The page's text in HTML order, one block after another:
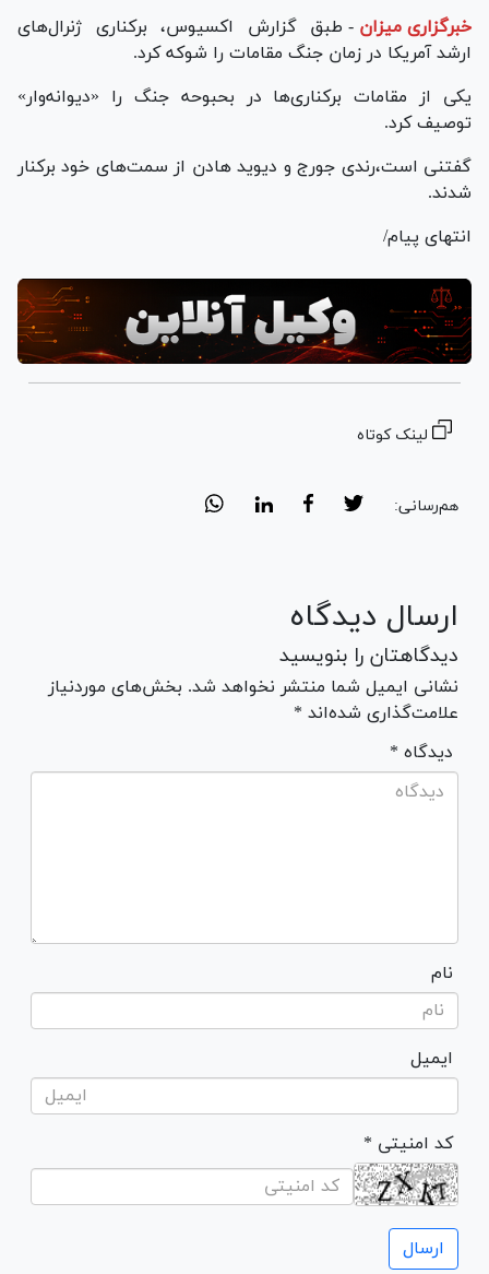
خبرگزاری میزان - طبق گزارش اکسیوس، برکناری ژنرال‌های
ارشد آمریکا در زمان جنگ مقامات را شوکه کرد.
یکی از مقامات برکناری‌ها در بحبوحه جنگ را «دیوانه‌وار»
توصیف کرد.
گفتنی است،رندی جورج و دیوید هادن از سمت‌های خود برکنار
شدند.
انتهای پیام/
لینک کوتاه
هم‌رسانی:
ارسال دیدگاه
دیدگاهتان را بنویسید
نشانی ایمیل شما منتشر نخواهد شد. بخش‌های موردنیاز
علامت‌گذاری شده‌اند *
* دیدگاه
نام
ایمیل
* کد امنیتی